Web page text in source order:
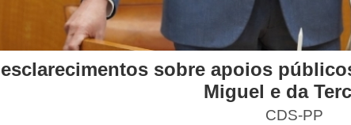
esclarecimentos sobre apoios
Miguel e da
CDS-PP